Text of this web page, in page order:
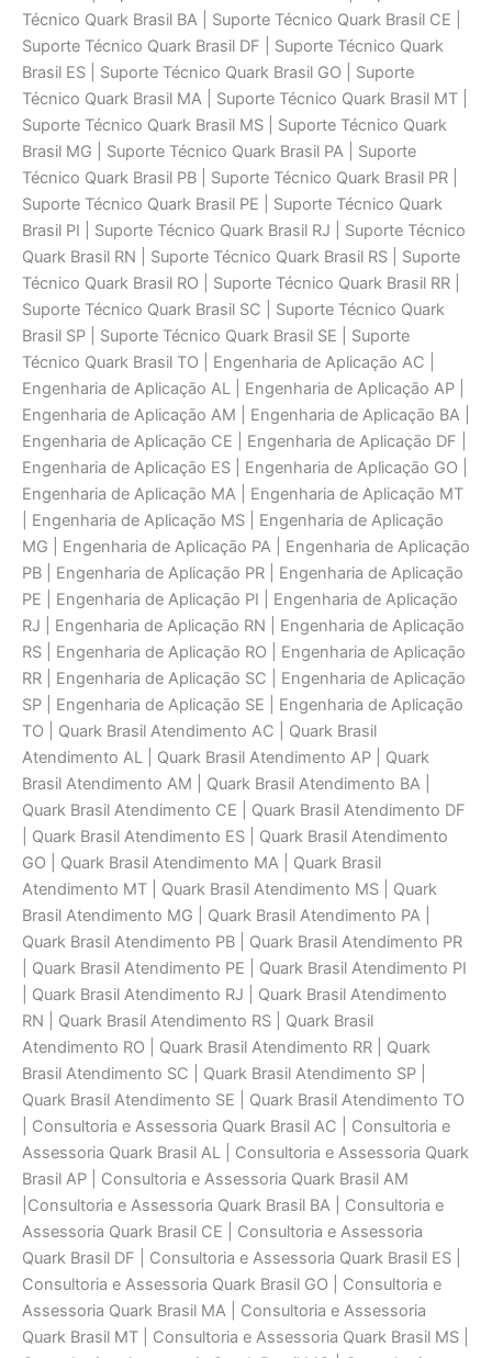
Técnico Quark Brasil BA | Suporte Técnico Quark Brasil CE |
Suporte Técnico Quark Brasil DF | Suporte Técnico Quark
Brasil ES | Suporte Técnico Quark Brasil GO | Suporte
Técnico Quark Brasil MA | Suporte Técnico Quark Brasil MT |
Suporte Técnico Quark Brasil MS | Suporte Técnico Quark
Brasil MG | Suporte Técnico Quark Brasil PA | Suporte
Técnico Quark Brasil PB | Suporte Técnico Quark Brasil PR |
Suporte Técnico Quark Brasil PE | Suporte Técnico Quark
Brasil PI | Suporte Técnico Quark Brasil RJ | Suporte Técnico
Quark Brasil RN | Suporte Técnico Quark Brasil RS | Suporte
Técnico Quark Brasil RO | Suporte Técnico Quark Brasil RR |
Suporte Técnico Quark Brasil SC | Suporte Técnico Quark
Brasil SP | Suporte Técnico Quark Brasil SE | Suporte
Técnico Quark Brasil TO | Engenharia de Aplicaçāo AC |
Engenharia de Aplicaçāo AL | Engenharia de Aplicaçāo AP |
Engenharia de Aplicaçāo AM | Engenharia de Aplicaçāo BA |
Engenharia de Aplicaçāo CE | Engenharia de Aplicaçāo DF |
Engenharia de Aplicaçāo ES | Engenharia de Aplicaçāo GO |
Engenharia de Aplicaçāo MA | Engenharia de Aplicaçāo MT
| Engenharia de Aplicaçāo MS | Engenharia de Aplicaçāo
MG | Engenharia de Aplicaçāo PA | Engenharia de Aplicaçāo
PB | Engenharia de Aplicaçāo PR | Engenharia de Aplicaçāo
PE | Engenharia de Aplicaçāo PI | Engenharia de Aplicaçāo
RJ | Engenharia de Aplicaçāo RN | Engenharia de Aplicaçāo
RS | Engenharia de Aplicaçāo RO | Engenharia de Aplicaçāo
RR | Engenharia de Aplicaçāo SC | Engenharia de Aplicaçāo
SP | Engenharia de Aplicaçāo SE | Engenharia de Aplicaçāo
TO | Quark Brasil Atendimento AC | Quark Brasil
Atendimento AL | Quark Brasil Atendimento AP | Quark
Brasil Atendimento AM | Quark Brasil Atendimento BA |
Quark Brasil Atendimento CE | Quark Brasil Atendimento DF
| Quark Brasil Atendimento ES | Quark Brasil Atendimento
GO | Quark Brasil Atendimento MA | Quark Brasil
Atendimento MT | Quark Brasil Atendimento MS | Quark
Brasil Atendimento MG | Quark Brasil Atendimento PA |
Quark Brasil Atendimento PB | Quark Brasil Atendimento PR
| Quark Brasil Atendimento PE | Quark Brasil Atendimento PI
| Quark Brasil Atendimento RJ | Quark Brasil Atendimento
RN | Quark Brasil Atendimento RS | Quark Brasil
Atendimento RO | Quark Brasil Atendimento RR | Quark
Brasil Atendimento SC | Quark Brasil Atendimento SP |
Quark Brasil Atendimento SE | Quark Brasil Atendimento TO
| Consultoria e Assessoria Quark Brasil AC | Consultoria e
Assessoria Quark Brasil AL | Consultoria e Assessoria Quark
Brasil AP | Consultoria e Assessoria Quark Brasil AM
|Consultoria e Assessoria Quark Brasil BA | Consultoria e
Assessoria Quark Brasil CE | Consultoria e Assessoria
Quark Brasil DF | Consultoria e Assessoria Quark Brasil ES |
Consultoria e Assessoria Quark Brasil GO | Consultoria e
Assessoria Quark Brasil MA | Consultoria e Assessoria
Quark Brasil MT | Consultoria e Assessoria Quark Brasil MS |